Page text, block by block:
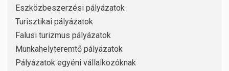
Eszközbeszerzési pályázatok
Turisztikai pályázatok
Falusi turizmus pályázatok
Munkahelyteremtő pályázatok
Pályázatok egyéni vállalkozóknak